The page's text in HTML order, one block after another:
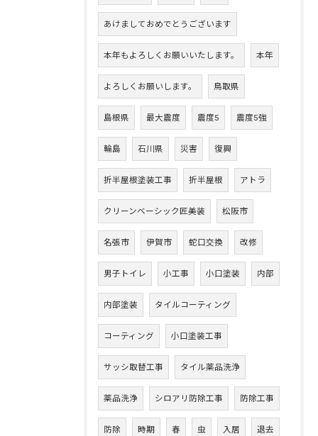
あけましておめでとうございます
本年もよろしくお願いいたします。 本年
よろしくお願いします。 鳥取県
島根県 最大震度 震度5 震度5強
輪島 石川県 災害 復興
折半屋根塗装工事 折半屋根 アトラ
クリーンベーシック匠美装 松阪市
名張市 伊賀市 蛇口交換 改修
男子トイレ 小工事 小口塗装 内部
内部塗装 タイルコーティング
コーティング 小口塗装工事
サッシ取替工事 タイル薬品洗浄
薬品洗浄 シロアリ防除工事 防除工事
防除 時期 春 虫 入居 退去